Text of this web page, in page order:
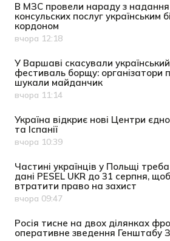
В МЗС провели нараду з надання
консульских послуг українським
кордоном
Дата публікації
вчора 12:18
У Варшаві скасували український
фестиваль борщу: організатори
шукали майданчик
Дата публікації
вчора 11:14
Україна відкриє нові Центри
та Іспанії
Дата публікації
вчора 10:39
Частині українців у Польщі
дані PESEL UKR до 31 серпня,
втратити право на захист
Дата публікації
вчора 09:47
Росія тисне на двох ділянках
оперативне зведення Генштабу